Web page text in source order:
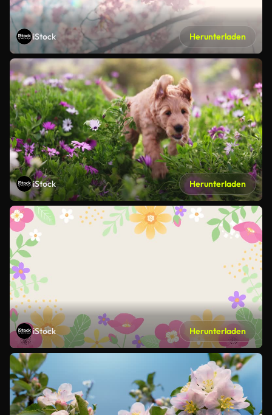
iStock Herunterladen
iStock Herunterladen
iStock Herunterladen